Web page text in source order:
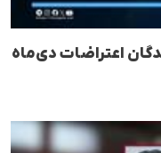
اعتراضات دی‌ماه